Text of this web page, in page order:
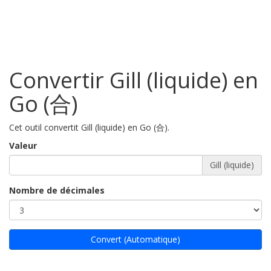
Convertir Gill (liquide) en
Go (合)
Cet outil convertit Gill (liquide) en Go (合).
Valeur
Gill (liquide)
Nombre de décimales
Convert (Automatique)